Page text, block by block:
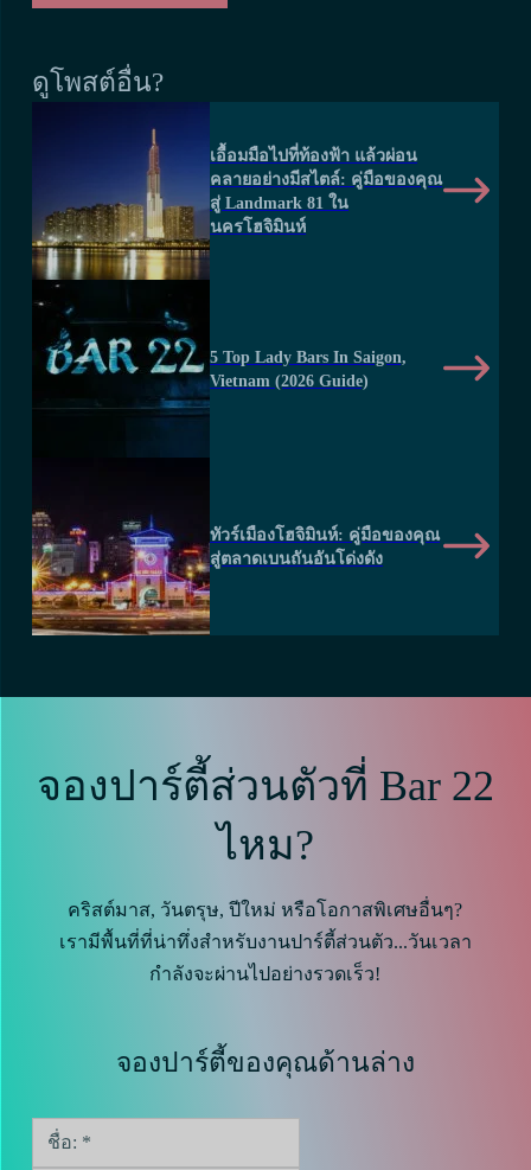
ดูโพสต์อื่น?
เอื้อมมือไปที่ท้องฟ้า แล้วผ่อน
คลายอย่างมีสไตล์: คู่มือของคุณ
สู่ Landmark 81 ใน
นครโฮจิมินห์
5 Top Lady Bars In Saigon,
Vietnam (2026 Guide)
ทัวร์เมืองโฮจิมินห์: คู่มือของคุณ
สู่ตลาดเบนถันอันโด่งดัง
จองปาร์ตี้ส่วนตัวที่ Bar 22
ไหม?
คริสต์มาส, วันตรุษ, ปีใหม่ หรือโอกาสพิเศษอื่นๆ?
เรามีพื้นที่ที่น่าทึ่งสำหรับงานปาร์ตี้ส่วนตัว...วันเวลา
กำลังจะผ่านไปอย่างรวดเร็ว!
จองปาร์ตี้ของคุณด้านล่าง